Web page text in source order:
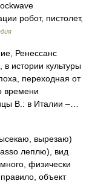
робот, пистолет,
Ренессанс
истории культуры
переходная от
времени
В.: в Италии ‒…
вырезаю)
леплю), вид
физически
объект